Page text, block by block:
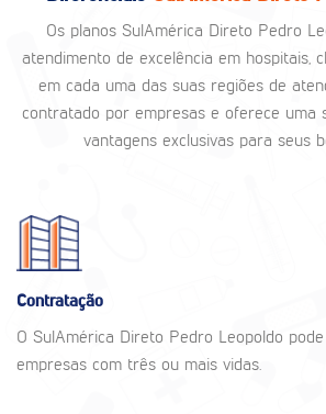
Os planos SulAmérica Direto Pedro
atendimento de excelência em hospitais,
em cada uma das suas regiões de
contratado por empresas e oferece uma
vantagens exclusivas para seus
Contratação
O SulAmérica Direto Pedro Leopoldo
empresas com três ou mais vidas.